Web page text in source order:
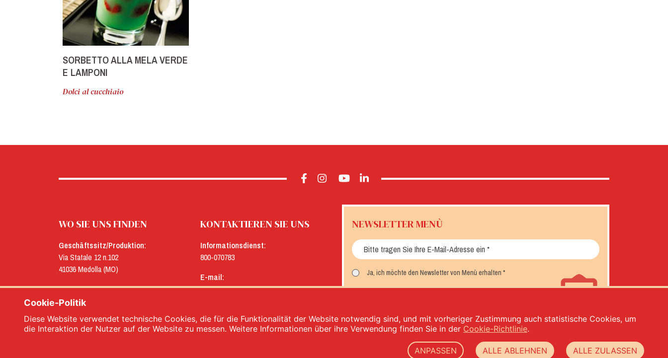
SORBETTO ALLA MELA VERDE
E LAMPONI
Dolci al cucchiaio
WO SIE UNS FINDEN
Geschäftssitz/Produktion:
Via Statale 12 n.102
41036 Medolla (MO)
Verwaltung:
Via Concordia n.25
KONTAKTIEREN SIE UNS
Informationsdienst:
800-070783
E-mail:
menu@menu.it
NEWSLETTER MENÙ
Ja, ich möchte den Newsletter von Menù erhalten *
Menù srl - Dal 1932 Produttori Specialità Alimentari - Ust.Ident.Nr.: IT00333120368 - VWV 00333120368 - Gesellschaftskapital 1.000.000,00 -privacy- cookie policy-web agency Datacode
Cookie-Politik
Diese Website verwendet technische Cookies, die für die Funktionalität der Website notwendig sind, und mit vorheriger Zustimmung auch statistische Cookies, um
die Interaktion der Nutzer auf der Website zu messen. Weitere Informationen über ihre Verwendung finden Sie in der Cookie-Richtlinie.
ANPASSEN ALLE ABLEHNEN ALLE ZULASSEN